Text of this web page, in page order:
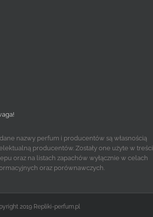
nazwy perfum i producentów są własnością
producentów. Zostały one użyte w treści
oraz na listach zapachów wyłącznie w celach
oraz porównawczych.
2019 Repliki-perfum.pl